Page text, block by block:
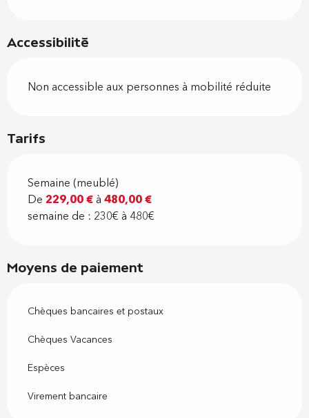
Accessibilité
Non accessible aux personnes à mobilité réduite
Tarifs
Semaine (meublé)
De 229,00 €à 480,00 €
semaine de : 230€ à 480€
Moyens de paiement
Chèques bancaires et postaux
Chèques Vacances
Espèces
Virement bancaire